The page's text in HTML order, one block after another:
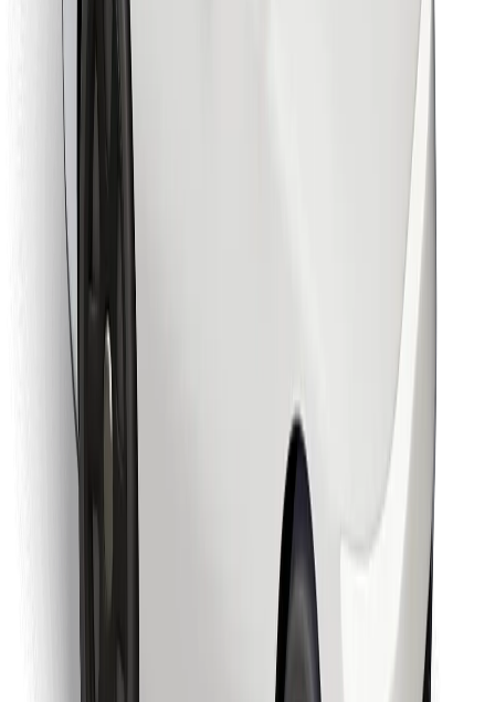
Vilkår og betingelser
Informasjonskapsler
Sikkerhet
Last ned Bolt-appen
Finn yndlingsmaten din!